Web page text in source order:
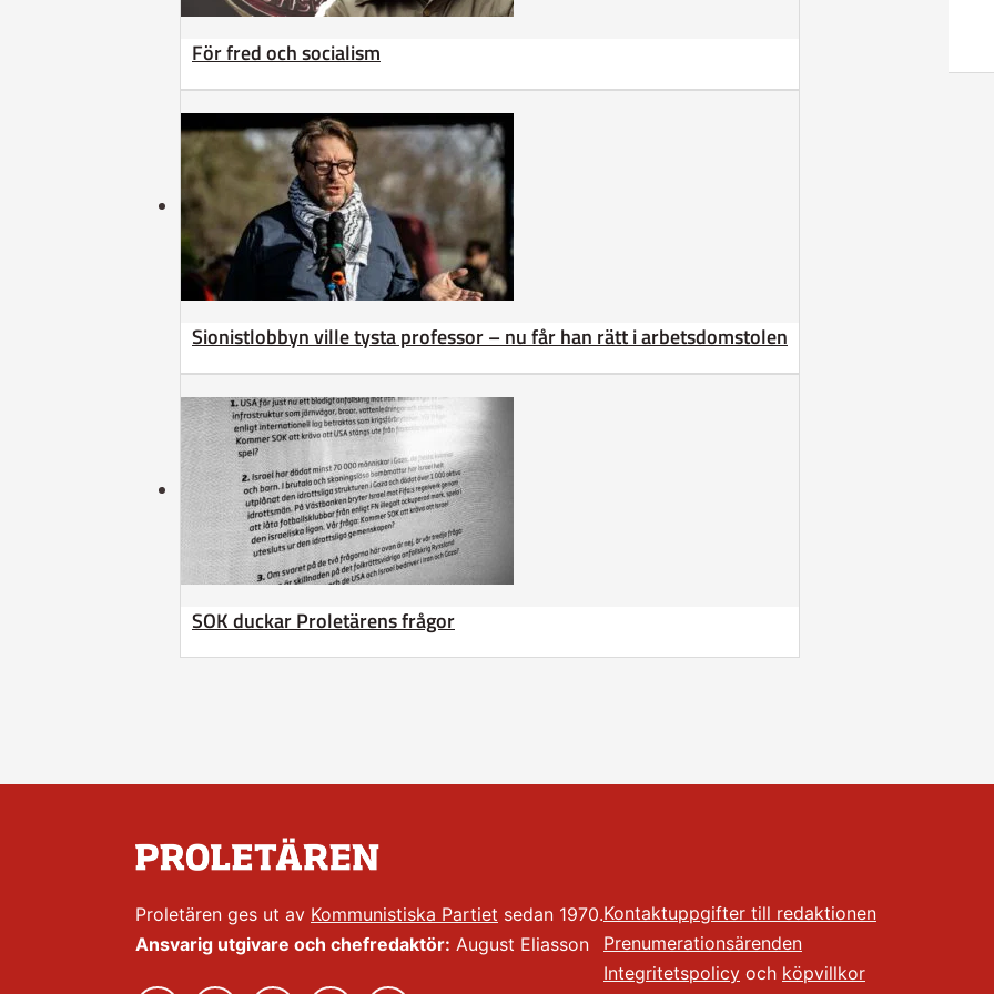
För fred och socialism
Sionistlobbyn ville tysta professor – nu får han rätt i arbetsdomstolen
SOK duckar Proletärens frågor
Proletären ges ut av Kommunistiska Partiet sedan 1970.
Ansvarig utgivare och chefredaktör: August Eliasson
Kontaktuppgifter till redaktionen
Prenumerationsärenden
Integritetspolicy och köpvillkor